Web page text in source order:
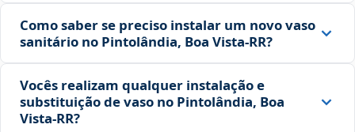
Como saber se preciso instalar um novo vaso
sanitário no Pintolândia, Boa Vista‑RR?
Vocês realizam qualquer instalação e
substituição de vaso no Pintolândia, Boa
Vista‑RR?